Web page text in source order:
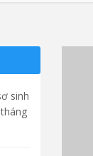
sinh